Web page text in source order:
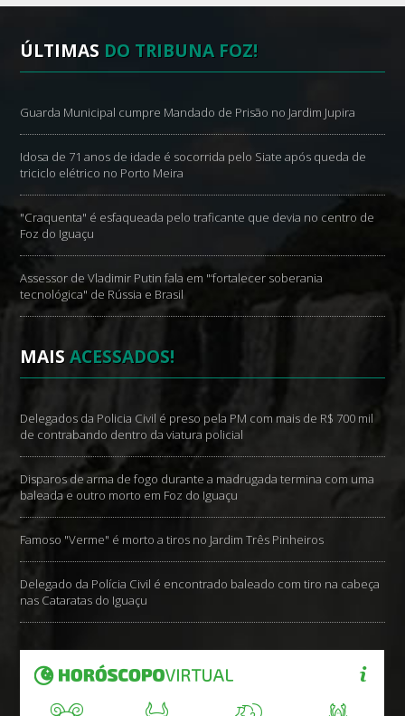
ÚLTIMAS DO TRIBUNA FOZ!
Guarda Municipal cumpre Mandado de Prisão no Jardim Jupira
Idosa de 71 anos de idade é socorrida pelo Siate após queda de
triciclo elétrico no Porto Meira
"Craquenta" é esfaqueada pelo traficante que devia no centro de
Foz do Iguaçu
Assessor de Vladimir Putin fala em "‘fortalecer soberania
tecnológica" de Rússia e Brasil
MAISACESSADOS!
Delegados da Policia Civil é preso pela PM com mais de R$ 700 mil
de contrabando dentro da viatura policial
Disparos de arma de fogo durante a madrugada termina com uma
baleada e outro morto em Foz do Iguaçu
Famoso "Verme" é morto a tiros no Jardim Três Pinheiros
Delegado da Polícia Civil é encontrado baleado com tiro na cabeça
nas Cataratas do Iguaçu